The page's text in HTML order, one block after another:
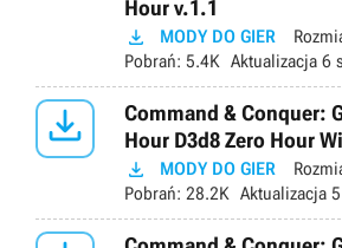
Hour v.1.1
 MODY DO GIER
Pobrań: 5.4K Aktualizacja 6

Command & Conquer:
Hour D3d8 Zero Hour
 MODY DO GIER
Pobrań: 28.2K Aktualizacja